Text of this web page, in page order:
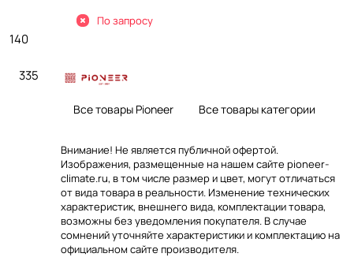
140
335
По запросу
Все товары Pioneer Все товары категории
Внимание! Не является публичной офертой.
Изображения, размещенные на нашем сайте pioneer-
climate.ru, в том числе размер и цвет, могут отличаться
от вида товара в реальности. Изменение технических
характеристик, внешнего вида, комплектации товара,
возможны без уведомления покупателя. В случае
сомнений уточняйте характеристики и комплектацию на
официальном сайте производителя.